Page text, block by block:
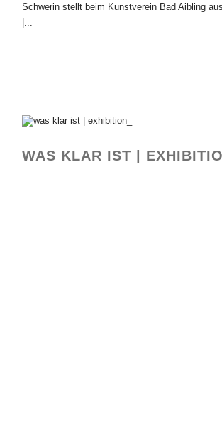
Schwerin stellt beim Kunstverein Bad Aibling
WAS KLAR IST |